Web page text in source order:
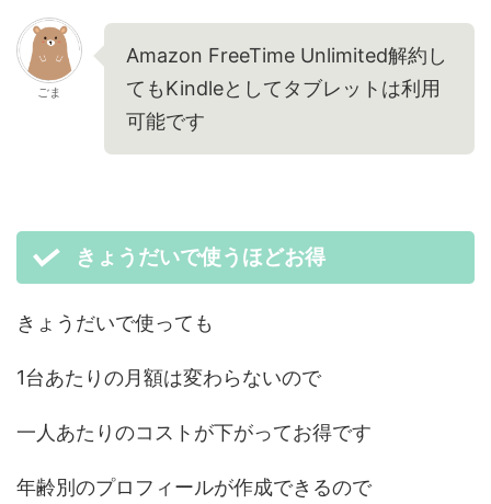
ごま
Amazon FreeTime Unlimited解約し
てもKindleとしてタブレットは利用
可能です
きょうだいで使うほどお得
きょうだいで使っても
1台あたりの月額は変わらないので
一人あたりのコストが下がってお得です
年齢別のプロフィールが作成できるので